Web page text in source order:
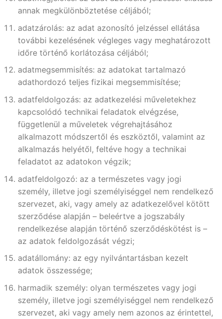
annak megkülönböztetése céljából;
adatzárolás: az adat azonosító jelzéssel ellátása
további kezelésének végleges vagy meghatározott
időre történő korlátozása céljából;
adatmegsemmisítés: az adatokat tartalmazó
adathordozó teljes fizikai megsemmisítése;
adatfeldolgozás: az adatkezelési műveletekhez
kapcsolódó technikai feladatok elvégzése,
függetlenül a műveletek végrehajtásához
alkalmazott módszertől és eszköztől, valamint az
alkalmazás helyétől, feltéve hogy a technikai
feladatot az adatokon végzik;
adatfeldolgozó: az a természetes vagy jogi
személy, illetve jogi személyiséggel nem rendelkező
szervezet, aki, vagy amely az adatkezelővel kötött
szerződése alapján – beleértve a jogszabály
rendelkezése alapján történő szerződéskötést is –
az adatok feldolgozását végzi;
adatállomány: az egy nyilvántartásban kezelt
adatok összessége;
harmadik személy: olyan természetes vagy jogi
személy, illetve jogi személyiséggel nem rendelkező
szervezet, aki vagy amely nem azonos az érintettel,